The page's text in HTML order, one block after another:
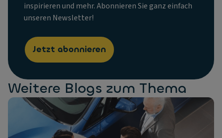
inspirieren und mehr. Abonnieren Sie ganz einfach
unseren Newsletter!
Jetzt abonnieren
Weitere Blogs zum Thema